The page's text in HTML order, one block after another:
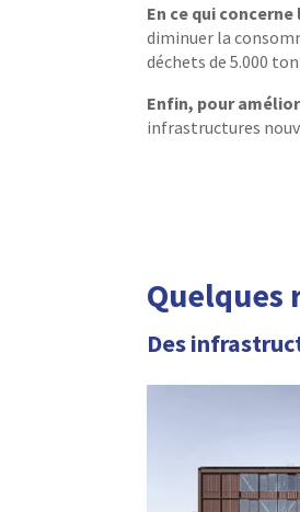
En ce qui
diminuer la
déchets de 5.000
Enfin, pour
infrastructures
Quelques
Des